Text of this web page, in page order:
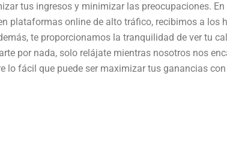
tus ingresos y minimizar las preocupaciones. En
plataformas online de alto tráfico, recibimos a los
te proporcionamos la tranquilidad de ver tu
por nada, solo relájate mientras nosotros nos
lo fácil que puede ser maximizar tus ganancias